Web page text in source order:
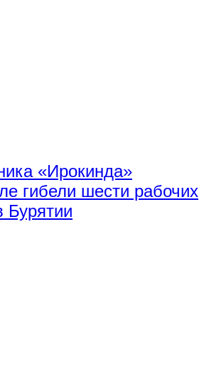
«Ирокинда»
гибели шести рабочих
Бурятии